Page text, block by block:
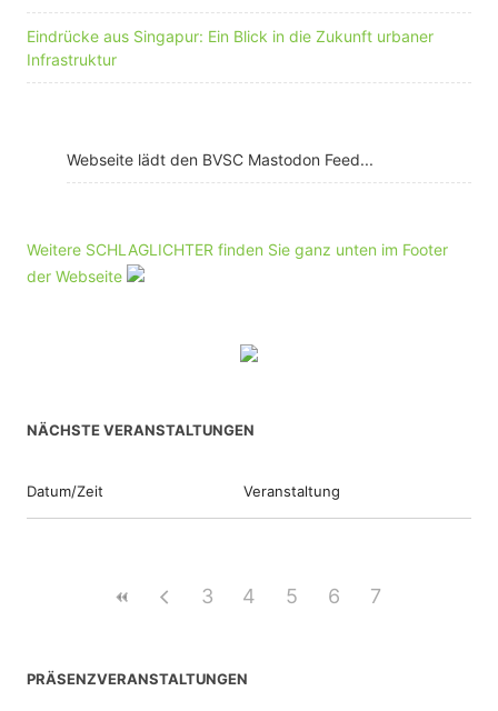
Eindrücke aus Singapur: Ein Blick in die Zukunft urbaner
Infrastruktur
Webseite lädt den BVSC Mastodon Feed...
Weitere SCHLAGLICHTER finden Sie ganz unten im Footer
der Webseite
NÄCHSTE VERANSTALTUNGEN
Datum/Zeit Veranstaltung
3 4 5 6 7
PRÄSENZVERANSTALTUNGEN